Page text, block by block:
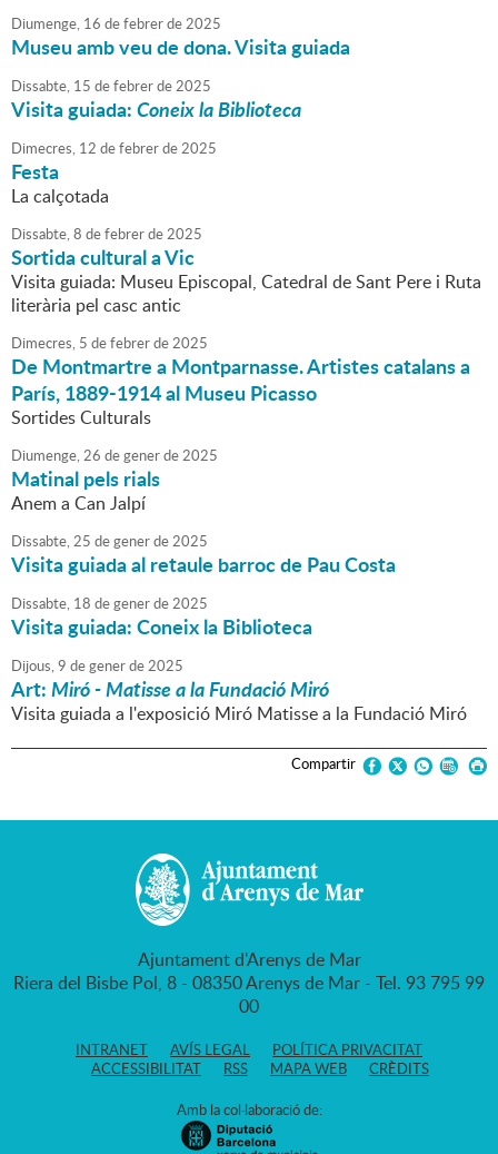
Diumenge, 16 defebrerde2025
Museu amb veu de dona. Visita guiada
Dissabte, 15 defebrerde2025
Visita guiada:Coneix la Biblioteca
Dimecres, 12 defebrerde2025
Festa
La calçotada
Dissabte,8 defebrerde2025
Sortida cultural a Vic
Visita guiada: Museu Episcopal, Catedral de Sant Pere i Ruta
literària pel casc antic
Dimecres, 5 defebrerde2025
De Montmartre a Montparnasse. Artistes catalans a
París, 1889-1914 al Museu Picasso
Sortides Culturals
Diumenge,26 degenerde2025
Matinal pels rials
Anem a Can Jalpí
Dissabte,25 degenerde2025
Visita guiada al retaule barroc de Pau Costa
Dissabte, 18 degenerde2025
Visita guiada: Coneix la Biblioteca
Dijous,9 degenerde2025
Art:Miró - Matisse a la Fundació Miró
Visita guiada a l'exposició Miró Matisse a la Fundació Miró
Compartir
Ajuntament d'Arenys de Mar
Riera del Bisbe Pol, 8 - 08350 Arenys de Mar - Tel. 93 795 99
00
INTRANET AVÍS LEGAL
POLÍTICA PRIVACITAT
ACCESSIBILITAT
RSS MAPA WEB CRÈDITS
Amb la col·laboració de: